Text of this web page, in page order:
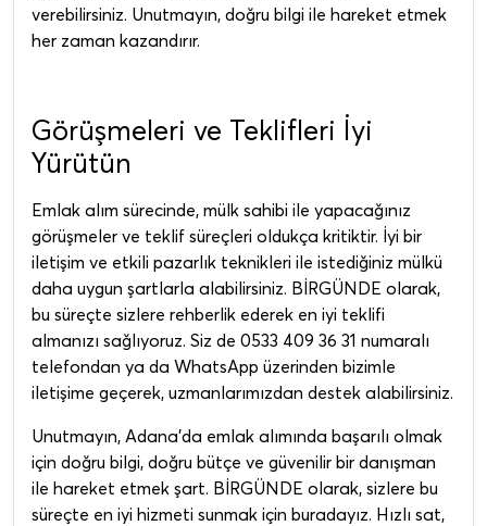
verebilirsiniz. Unutmayın, doğru bilgi ile hareket etmek
her zaman kazandırır.
Görüşmeleri ve Teklifleri İyi
Yürütün
Emlak alım sürecinde, mülk sahibi ile yapacağınız
görüşmeler ve teklif süreçleri oldukça kritiktir. İyi bir
iletişim ve etkili pazarlık teknikleri ile istediğiniz mülkü
daha uygun şartlarla alabilirsiniz. BİRGÜNDE olarak,
bu süreçte sizlere rehberlik ederek en iyi teklifi
almanızı sağlıyoruz. Siz de 0533 409 36 31 numaralı
telefondan ya da WhatsApp üzerinden bizimle
iletişime geçerek, uzmanlarımızdan destek alabilirsiniz.
Unutmayın, Adana'da emlak alımında başarılı olmak
için doğru bilgi, doğru bütçe ve güvenilir bir danışman
ile hareket etmek şart. BİRGÜNDE olarak, sizlere bu
süreçte en iyi hizmeti sunmak için buradayız. Hızlı sat,